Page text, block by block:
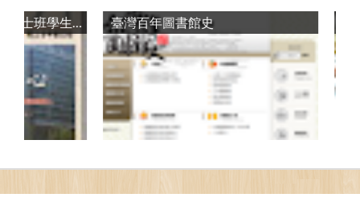
國立臺中圖書館獎助博碩士班學生研撰圖書資訊學位論文申請書 / Apply for National Taichung Library in 2009 臺灣百年圖書館史